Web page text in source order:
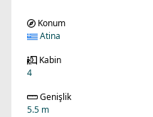
Konum
Atina
Kabin
4
Genişlik
5.5 m